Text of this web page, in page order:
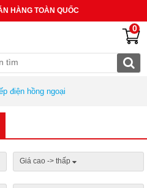
HÀNG TOÀN QUỐC
0
điện hồng ngoại
Giá cao -> thấp